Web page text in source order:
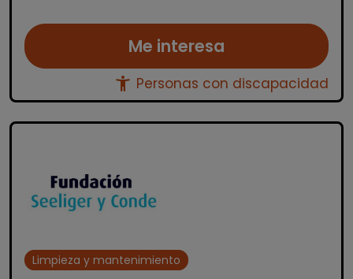
Me interesa
accessibility_new Personas con discapacidad
Limpieza y mantenimiento